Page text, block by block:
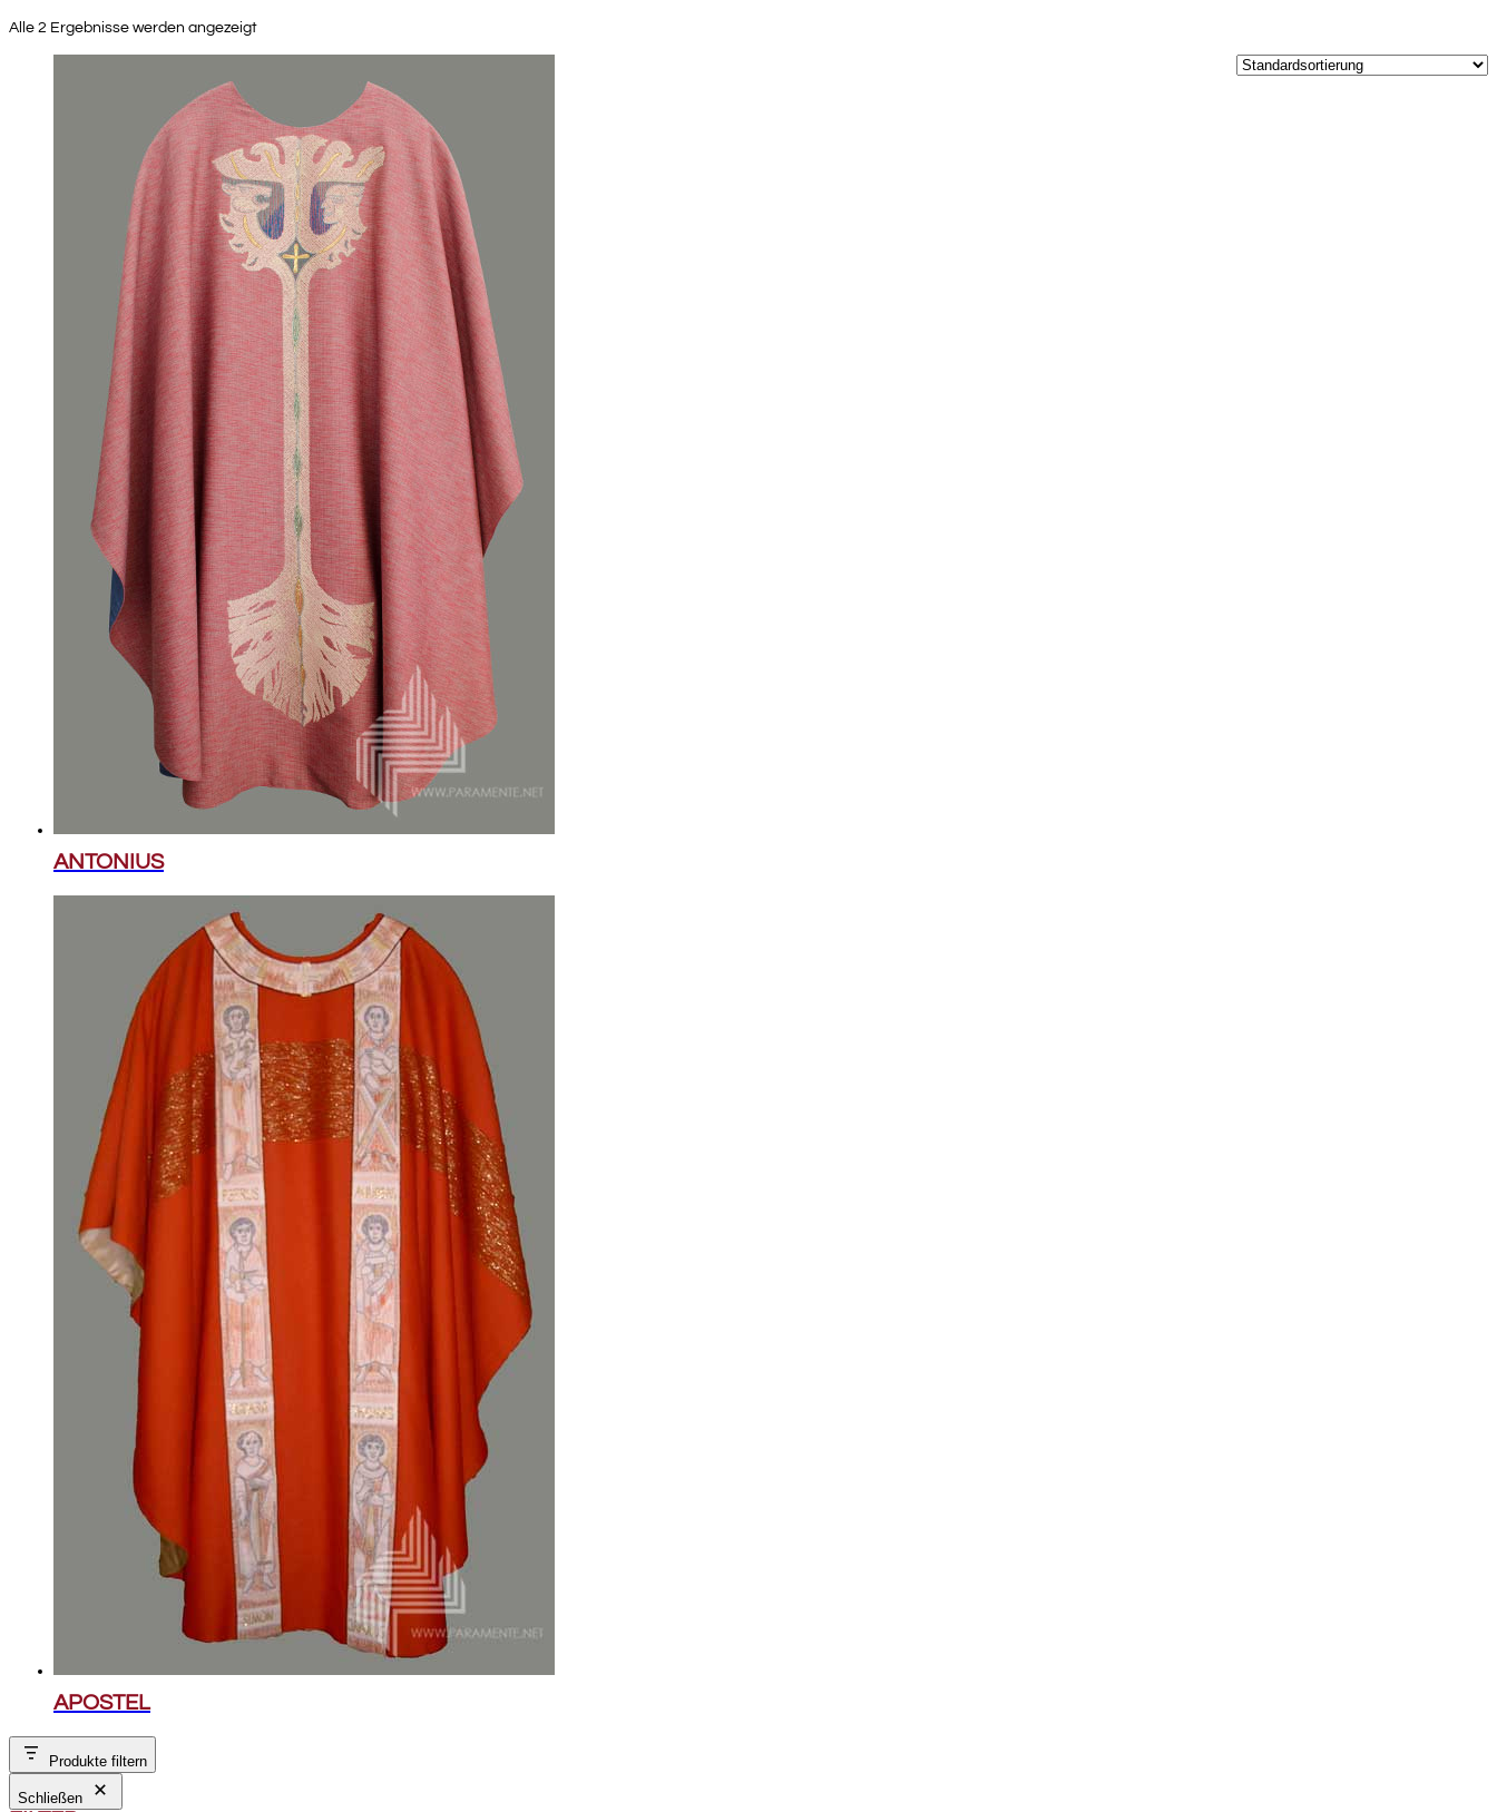
Alle 2 Ergebnisse werden angezeigt
ANTONIUS
APOSTEL
Produkte filtern
Schließen